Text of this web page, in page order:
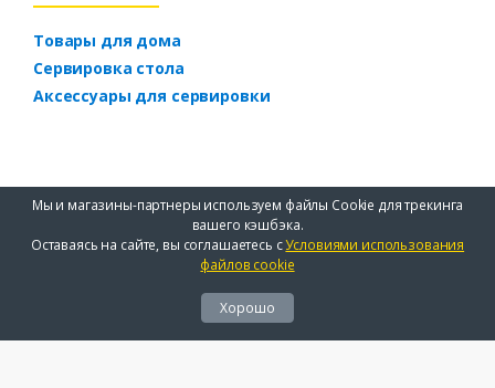
Товары для дома
Сервировка стола
Аксессуары для сервировки
Мы и магазины-партнеры используем файлы Cookie для трекинга
вашего кэшбэка.
Оставаясь на сайте, вы соглашаетесь сУсловиями использования
файлов cookie
Хорошо